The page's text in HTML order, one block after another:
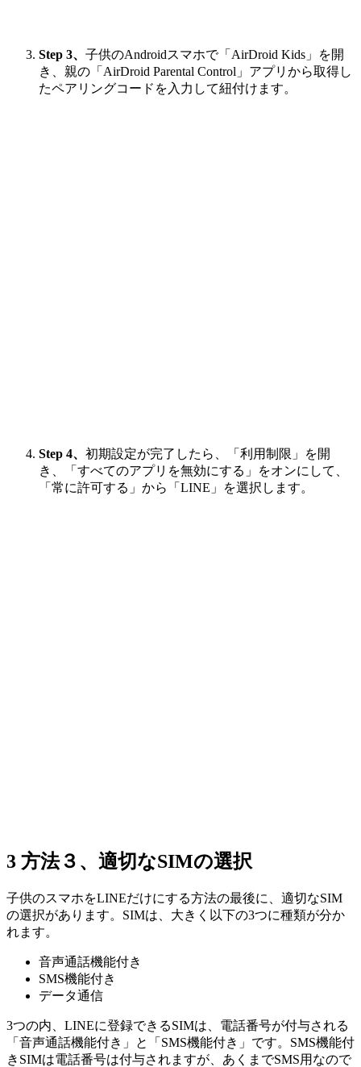
Step 3、 子供のAndroidスマホで「AirDroid Kids」を開
き、親の「AirDroid Parental Control」アプリから取得し
たペアリングコードを入力して紐付けます。
Step 4、 初期設定が完了したら、「利用制限」を開
き、「すべてのアプリを無効にする」をオンにして、
「常に許可する」から「LINE」を選択します。
3 方法３、適切なSIMの選択
子供のスマホをLINEだけにする方法の最後に、適切なSIM
の選択があります。SIMは、大きく以下の3つに種類が分か
れます。
音声通話機能付き
SMS機能付き
データ通信
3つの内、LINEに登録できるSIMは、電話番号が付与される
「音声通話機能付き」と「SMS機能付き」です。SMS機能付
きSIMは電話番号は付与されますが、あくまでSMS用なので